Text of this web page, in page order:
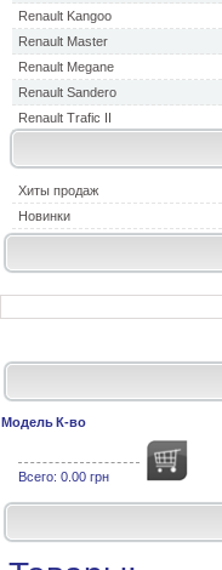
Renault Kangoo
Renault Master
Renault Megane
Renault Sandero
Renault Trafic II
Хиты продаж
Новинки
Модель К-во
Всего: 0.00 грн